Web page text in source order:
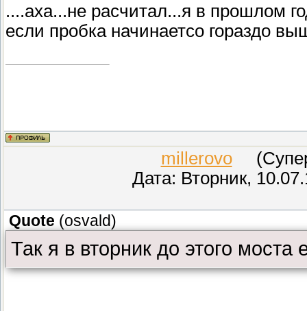
....аха...не расчитал...я в прошлом
если пробка начинаетсо гораздо
millerovo
Дата: Вторник,
Quote (osvald)
Так я в вторник до этого моста